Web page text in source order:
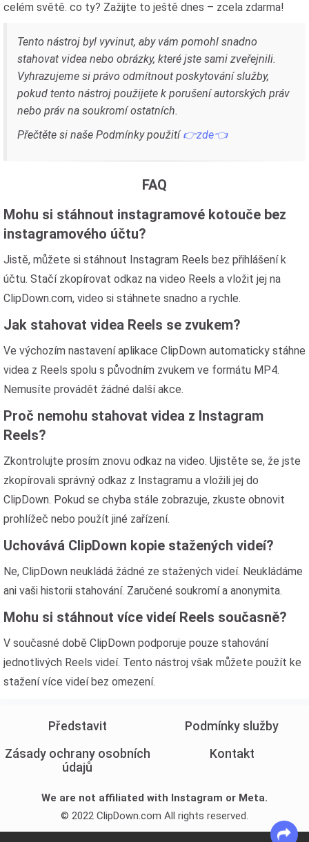
celém světě. co ty? Zažijte to ještě dnes – zcela zdarma!
Tento nástroj byl vyvinut, aby vám pomohl snadno
stahovat videa nebo obrázky, které jste sami zveřejnili.
Vyhrazujeme si právo odmítnout poskytování služby,
pokud tento nástroj použijete k porušení autorských práv
nebo práv na soukromí ostatních.
Přečtěte si naše Podmínky použití👉zde👈
FAQ
Mohu si stáhnout instagramové kotouče bez
instagramového účtu?
Jistě, můžete si stáhnout Instagram Reels bez přihlášení k
účtu. Stačí zkopírovat odkaz na video Reels a vložit jej na
ClipDown.com, video si stáhnete snadno a rychle.
Jak stahovat videa Reels se zvukem?
Ve výchozím nastavení aplikace ClipDown automaticky stáhne
videa z Reels spolu s původním zvukem ve formátu MP4.
Nemusíte provádět žádné další akce.
Proč nemohu stahovat videa z Instagram
Reels?
Zkontrolujte prosím znovu odkaz na video. Ujistěte se, že jste
zkopírovali správný odkaz z Instagramu a vložili jej do
ClipDown. Pokud se chyba stále zobrazuje, zkuste obnovit
prohlížeč nebo použít jiné zařízení.
Uchovává ClipDown kopie stažených videí?
Ne, ClipDown neukládá žádné ze stažených videí. Neukládáme
ani vaši historii stahování. Zaručené soukromí a anonymita.
Mohu si stáhnout více videí Reels současně?
V současné době ClipDown podporuje pouze stahování
jednotlivých Reels videí. Tento nástroj však můžete použít ke
stažení více videí bez omezení.
Představit
Podmínky služby
Zásady ochrany osobních
údajů
Kontakt
We are not affiliated with Instagram or Meta.
© 2022 ClipDown.com All rights reserved.